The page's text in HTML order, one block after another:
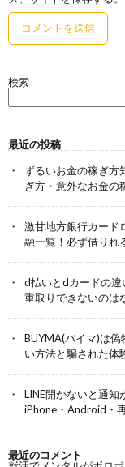
検索
最近の投稿
ずるいお金の稼ぎ方
ぎ方・意外なお金の
激甘地方銀行カード
融一覧！必ず借りれ
d払いとdカードの違
重取りできないのは
BUYMA(バイマ)は
い方法と騙された体
LINE開かないと通知
iPhone・Android・
最近のコメント